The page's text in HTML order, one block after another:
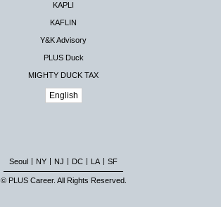
KAPLI
KAFLIN
Y&K Advisory
PLUS Duck
MIGHTY DUCK TAX
English
Seoul NY NJ DC LA SF
© PLUS Career. All Rights Reserved.